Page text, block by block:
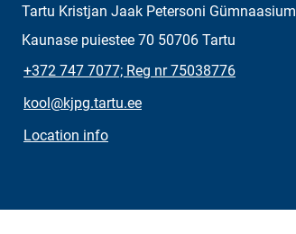
Tartu Kristjan Jaak Petersoni Gümnaasium
Kaunase puiestee 70 50706 Tartu
+372 747 7077; Reg nr 75038776
kool@kjpg.tartu.ee
Location info